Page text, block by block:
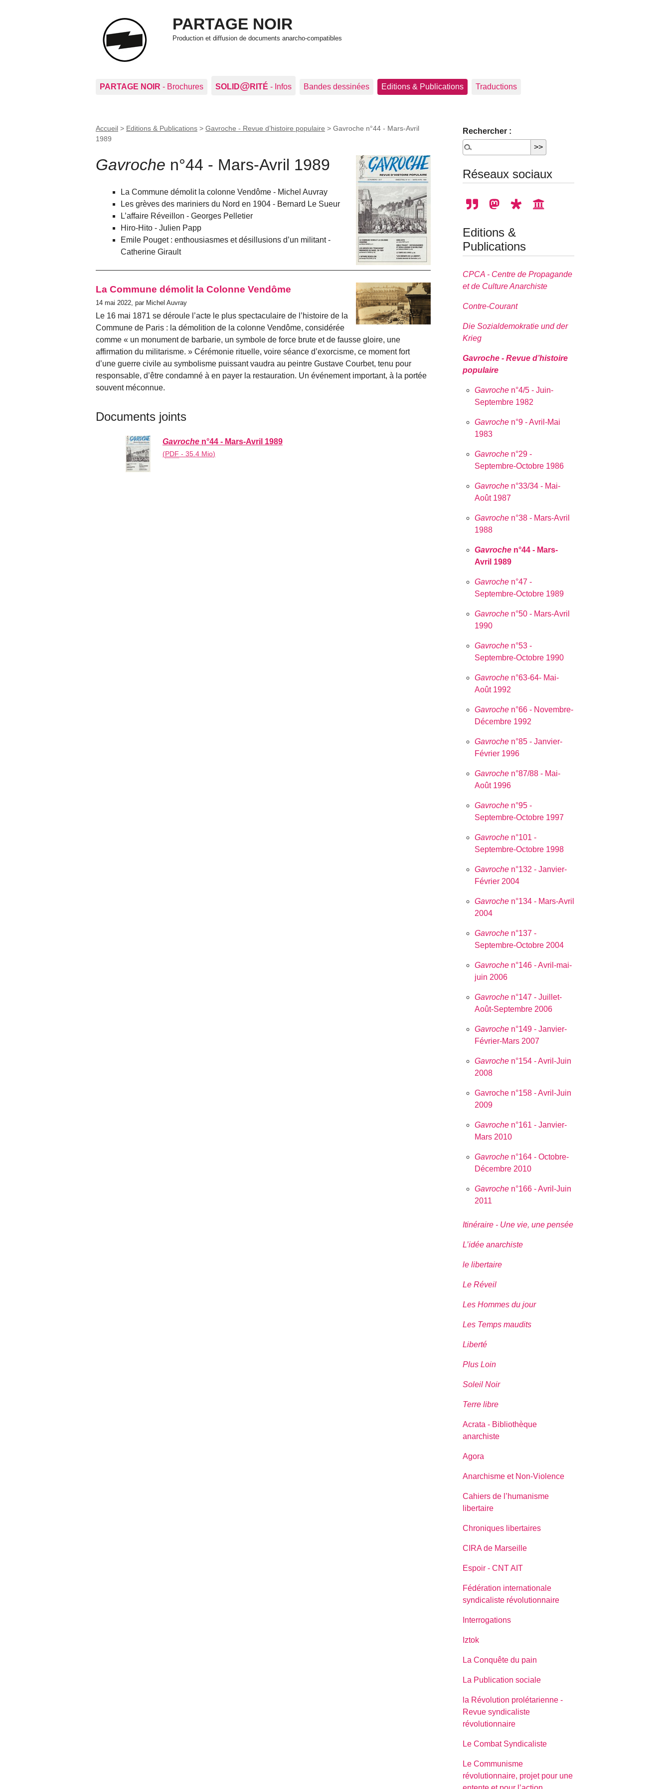
PARTAGE NOIR
Production et diffusion de documents anarcho-compatibles
PARTAGE NOIR - Brochures SOLID@RITÉ - Infos Bandes dessinées Editions & Publications Traductions
Accueil > Editions & Publications > Gavroche - Revue d’histoire populaire > Gavroche n°44 - Mars-Avril
1989
Gavroche n°44 - Mars-Avril 1989
La Commune démolit la colonne Vendôme - Michel Auvray
Les grèves des mariniers du Nord en 1904 - Bernard Le Sueur
L’affaire Réveillon - Georges Pelletier
Hiro-Hito - Julien Papp
Emile Pouget : enthousiasmes et désillusions d’un militant -
Catherine Girault
La Commune démolit la Colonne Vendôme
14 mai 2022, par Michel Auvray
Le 16 mai 1871 se déroule l’acte le plus spectaculaire de l’histoire de la
Commune de Paris : la démolition de la colonne Vendôme, considérée
comme
un monument de barbarie, un symbole de force brute et de fausse gloire, une
affirmation du militarisme.
Cérémonie rituelle, voire séance d’exorcisme, ce moment fort
d’une guerre civile au symbolisme puissant vaudra au peintre Gustave Courbet, tenu pour
responsable, d’être condamné à en payer la restauration. Un événement important, à la portée
souvent méconnue.
Documents joints
Gavroche n°44 - Mars-Avril 1989
(PDF - 35.4 Mio)
Rechercher :
Réseaux sociaux
Editions &
Publications
CPCA - Centre de Propagande
et de Culture Anarchiste
Contre-Courant
Die Sozialdemokratie und der
Krieg
Gavroche - Revue d’histoire
populaire
Gavroche n°4/5 - Juin-
Septembre 1982
Gavroche n°9 - Avril-Mai
1983
Gavroche n°29 -
Septembre-Octobre 1986
Gavroche n°33/34 - Mai-
Août 1987
Gavroche n°38 - Mars-Avril
1988
Gavroche n°44 - Mars-
Avril 1989
Gavroche n°47 -
Septembre-Octobre 1989
Gavroche n°50 - Mars-Avril
1990
Gavroche n°53 -
Septembre-Octobre 1990
Gavroche n°63-64- Mai-
Août 1992
Gavroche n°66 - Novembre-
Décembre 1992
Gavroche n°85 - Janvier-
Février 1996
Gavroche n°87/88 - Mai-
Août 1996
Gavroche n°95 -
Septembre-Octobre 1997
Gavroche n°101 -
Septembre-Octobre 1998
Gavroche n°132 - Janvier-
Février 2004
Gavroche n°134 - Mars-Avril
2004
Gavroche n°137 -
Septembre-Octobre 2004
Gavroche n°146 - Avril-mai-
juin 2006
Gavroche n°147 - Juillet-
Août-Septembre 2006
Gavroche n°149 - Janvier-
Février-Mars 2007
Gavroche n°154 - Avril-Juin
2008
Gavroche n°158 - Avril-Juin
2009
Gavroche n°161 - Janvier-
Mars 2010
Gavroche n°164 - Octobre-
Décembre 2010
Gavroche n°166 - Avril-Juin
2011
Itinéraire - Une vie, une pensée
L’idée anarchiste
le libertaire
Le Réveil
Les Hommes du jour
Les Temps maudits
Liberté
Plus Loin
Soleil Noir
Terre libre
Acrata - Bibliothèque
anarchiste
Agora
Anarchisme et Non-Violence
Cahiers de l’humanisme
libertaire
Chroniques libertaires
CIRA de Marseille
Espoir - CNT AIT
Fédération internationale
syndicaliste révolutionnaire
Interrogations
Iztok
La Conquête du pain
La Publication sociale
la Révolution prolétarienne -
Revue syndicaliste
révolutionnaire
Le Combat Syndicaliste
Le Communisme
révolutionnaire, projet pour une